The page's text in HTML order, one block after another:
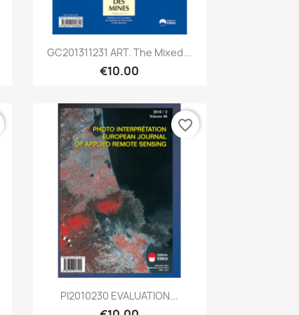
Quick view
GC201311231 ART. The Mixed...
€10.00
Quick view
PI2010230 EVALUATION...
favorite_border